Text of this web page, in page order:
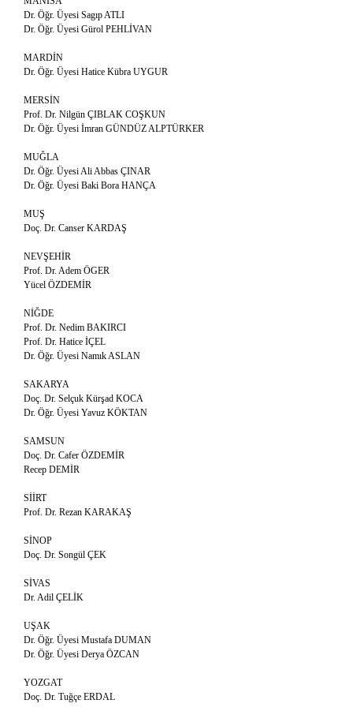
Dr. Öğr. Üyesi Sagıp ATLI
Dr. Öğr. Üyesi Gürol PEHLİVAN
MARDİN
Dr. Öğr. Üyesi Hatice Kübra UYGUR
MERSİN
Prof. Dr. Nilgün ÇIBLAK COŞKUN
Dr. Öğr. Üyesi İmran GÜNDÜZ ALPTÜRKER
MUĞLA
Dr. Öğr. Üyesi Ali Abbas ÇINAR
Dr. Öğr. Üyesi Baki Bora HANÇA
MUŞ
Doç. Dr. Canser KARDAŞ
NEVŞEHİR
Prof. Dr. Adem ÖGER
Yücel ÖZDEMİR
NİĞDE
Prof. Dr. Nedim BAKIRCI
Prof. Dr. Hatice İÇEL
Dr. Öğr. Üyesi Namık ASLAN
SAKARYA
Doç. Dr. Selçuk Kürşad KOCA
Dr. Öğr. Üyesi Yavuz KÖKTAN
SAMSUN
Doç. Dr. Cafer ÖZDEMİR
Recep DEMİR
SİİRT
Prof. Dr. Rezan KARAKAŞ
SİNOP
Doç. Dr. Songül ÇEK
SİVAS
Dr. Adil ÇELİK
UŞAK
Dr. Öğr. Üyesi Mustafa DUMAN
Dr. Öğr. Üyesi Derya ÖZCAN
YOZGAT
Doç. Dr. Tuğçe ERDAL